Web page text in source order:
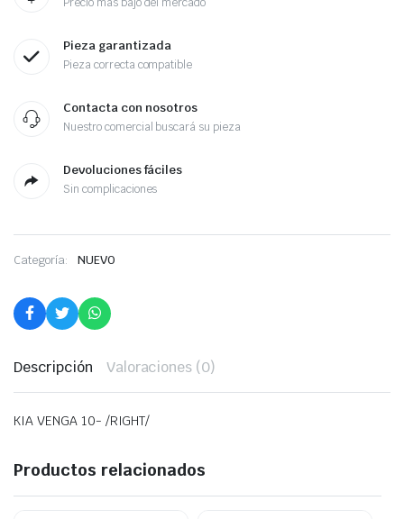
Pieza garantizada
Pieza correcta compatible
Contacta con nosotros
Nuestro comercial buscará su pieza
Devoluciones fáciles
Sin complicaciones
Categoría: NUEVO
Descripción Valoraciones (0)
KIA VENGA 10- /RIGHT/
Productos relacionados